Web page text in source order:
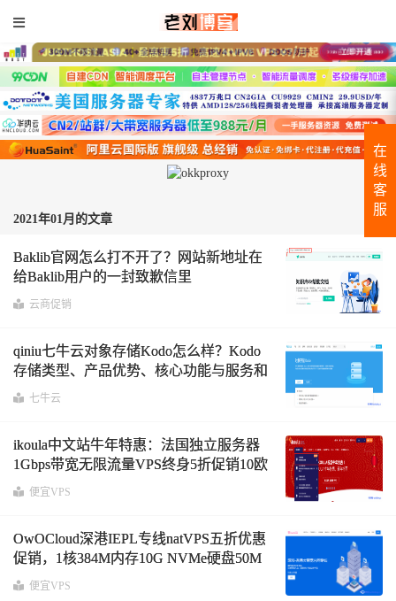
2021年01月的文章
Baklib官网怎么打不开了？网站新地址在
给Baklib用户的一封致歉信里
云商促销
qiniu七牛云对象存储Kodo怎么样？Kodo
存储类型、产品优势、核心功能与服务和
适用场景介绍
七牛云
ikoula中文站牛年特惠：法国独立服务器
1Gbps带宽无限流量VPS终身5折促销10欧
元/月起
便宜VPS
OwOCloud深港IEPL专线natVPS五折优惠
促销，1核384M内存10G NVMe硬盘50M
带宽100G月流量实付84.5元/月起附优惠码
便宜VPS
在
线
客
服